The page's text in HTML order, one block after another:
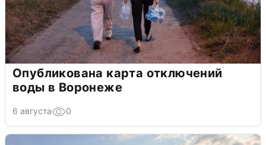
Опубликована карта отключений
воды в Воронеже
6 августа 0